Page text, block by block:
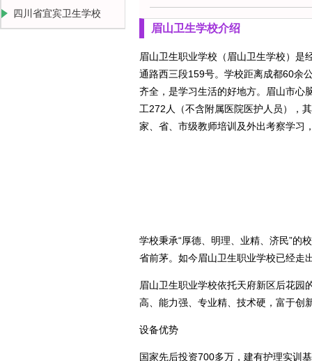
四川省宜宾卫生学校
眉山卫生学校介绍
眉山卫生职业学校（眉山卫生学校）是
通路西三段159号。学校距离成都60余
齐全，是学习生活的好地方。眉山市心
工272人（不含附属医院医护人员），
家、省、市级教师培训及外出考察学习
学校秉承“厚德、明理、业精、济民”的
省前茅。如今眉山卫生职业学校已经走
眉山卫生职业学校依托天府新区后花园
高、能力强、专业精、技术硬，富于创
设备优势
国家先后投资700多万，建有护理实训